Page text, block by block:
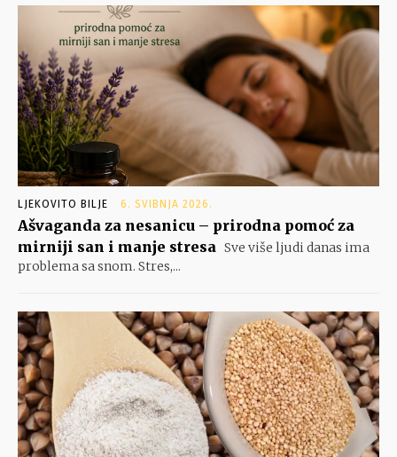
LJEKOVITO BILJE 6. SVIBNJA 2026.
Ašvaganda za nesanicu – prirodna pomoć za
mirniji san i manje stresa Sve više ljudi danas ima
problema sa snom. Stres,...